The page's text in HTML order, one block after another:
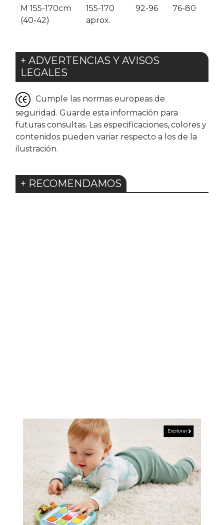
M 155-170cm
(40-42)
155-170
aprox.
92-96 76-80
+ ADVERTENCIAS Y AVISOS
LEGALES
Cumple las normas europeas de
seguridad. Guarde esta información para
futuras consultas. Las especificaciones, colores y
contenidos pueden variar respecto a los de la
ilustración.
+ RECOMENDAMOS